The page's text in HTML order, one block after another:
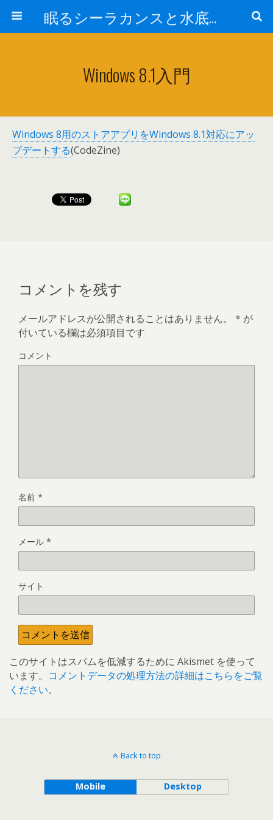
眠るシーラカンスと水底のプログラマー
Windows 8.1入門
Windows 8用のストアアプリをWindows 8.1対応にアッ
プデートする(CodeZine)
コメントを残す
メールアドレスが公開されることはありません。 * が
付いている欄は必須項目です
コメント
名前 *
メール *
サイト
このサイトはスパムを低減するために Akismet を使って
います。 コメントデータの処理方法の詳細はこちらをご覧
ください。
Back to top
Mobile Desktop